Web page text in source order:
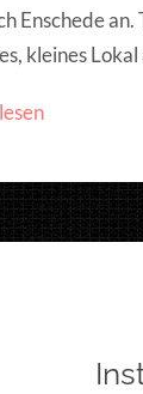
Enschede
kleines